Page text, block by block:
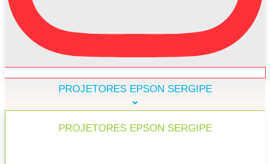
PROJETORES EPSON SERGIPE
PROJETORES EPSON SERGIPE